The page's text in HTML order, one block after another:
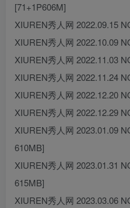
[71+1P606M]
XIUREN秀人网 2022.09.15
XIUREN秀人网 2022.10.09
XIUREN秀人网 2022.11.03
XIUREN秀人网 2022.11.24
XIUREN秀人网 2022.12.20
XIUREN秀人网 2022.12.29
XIUREN秀人网 2023.01.09
610MB]
XIUREN秀人网 2023.01.31
615MB]
XIUREN秀人网 2023.03.06